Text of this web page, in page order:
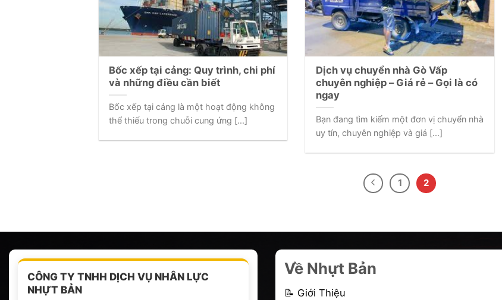
Bốc xếp tại cảng: Quy trình, chi phí
và những điều cần biết
Bốc xếp tại cảng là một hoạt động không
thể thiếu trong chuỗi cung ứng [...]
Dịch vụ chuyển nhà Gò Vấp
chuyên nghiệp – Giá rẻ – Gọi là có
ngay
Bạn đang tìm kiếm một đơn vị chuyển nhà
uy tín, chuyên nghiệp và giá [...]
1 2
CÔNG TY TNHH DỊCH VỤ NHÂN LỰC
NHỰT BẢN
Về Nhựt Bản
📝 Giới Thiệu